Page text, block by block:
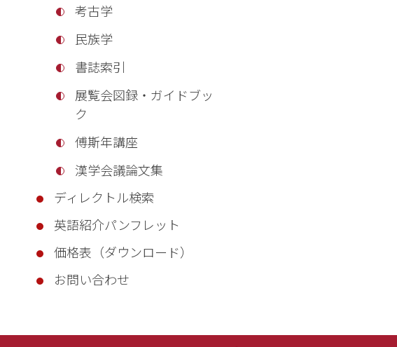
考古学
民族学
書誌索引
展覧会図録・ガイドブッ
ク
傅斯年講座
漢学会議論文集
ディレクトル検索
英語紹介パンフレット
価格表（ダウンロード）
お問い合わせ